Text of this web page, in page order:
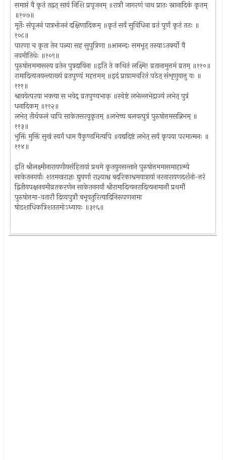
समाप्तं वै कृतं तद्वत् सायं निशि प्रपूजनम् ॥रात्रौ जागरणं चाथ प्रातः स्नानादिकं कृतम्
॥१०७॥
मूर्तेः संपूजनं पात्रभोजनं दक्षिणादिकम् ॥कृतं सर्वं सुविधिना व्रतं पूर्णं कृतं ततः ॥
१०८॥
पारणा च कृता तेन पत्न्या सह सुपुत्रिणा ॥आनन्दः समभूत् तस्याऽतर्क्यो वै
नवमीतिथेः ॥१०९॥
पुरुषोत्तममासस्य व्रतेन पुत्रदायिना ॥इति ते कथितं लक्ष्मि! व्रतानामुत्तमं व्रतम् ॥११०॥
रामादित्यजयन्त्याख्यं व्रतपुण्यं महत्तमम् ॥इदं प्राग्रामचरितं पठेत् संशृणुयात्तु यः ॥
१११॥
श्रावयेत्परया भक्त्या स भवेद् व्रतपुण्यभाक् ॥स्वेष्टं लभेल्लभेद्राज्यं लभेत् पुत्रं
धनादिकम् ॥११२॥
लभेत् तीर्थफलं चापि साकेतसरयूकृतम् ॥लभेच्च बलवत्पुत्रं पुरुषोत्तमसन्निभम् ॥
११३॥
भुक्तिं मुक्तिं सुखं स्वर्गं धाम वैकुण्ठमित्यपि ॥यद्यदिष्टं लभेत् सर्वं कृपया परमात्मनः ॥
११४॥
इति श्रीलक्ष्मीनारायणीयसंहितायां प्रथमे कृतयुगसन्ताने पुरुषोत्तममासमाहात्म्ये
साकेतनगर्याः शतमखराज्ञः द्युवर्णा राज्ञ्याश्च बदरिकाश्रमयात्रायां नरनारायणदर्शनो-त्तरं
द्वितीयपक्षनवमीव्रतकरणेन साकेतनगर्यां श्रीरामादित्यनरादित्यनामानौ प्रथमौ
पुरुषोत्तमा-वतारौ दिव्यपुत्रौ बभूवतुरित्यादिनिरूपणनामा
षोडशाधिकत्रिशततमोऽध्यायः ॥३१६॥